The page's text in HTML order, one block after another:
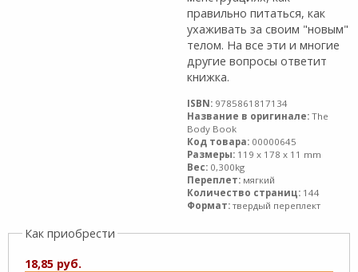
правильно питаться, как
ухаживать за своим "новым"
телом. На все эти и многие
другие вопросы ответит
книжка.
ISBN: 9785861817134
Название в оригинале: The
Body Book
Код товара: 00000645
Размеры: 119 x 178 x 11 mm
Вес: 0,300kg
Переплет: мягкий
Количество страниц: 144
Формат: твердый переплект
Как приобрести
18,85 руб.